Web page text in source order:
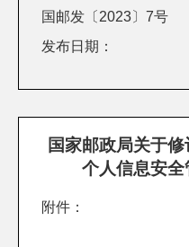
国邮发〔2023〕7号
发布日期：
国家邮政局关于
个人信息安
附件：